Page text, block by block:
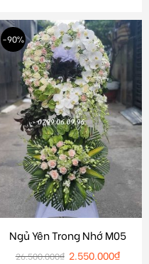
-90%
Ngủ Yên Trong Nhớ M05
26.500.000₫ 2.550.000₫